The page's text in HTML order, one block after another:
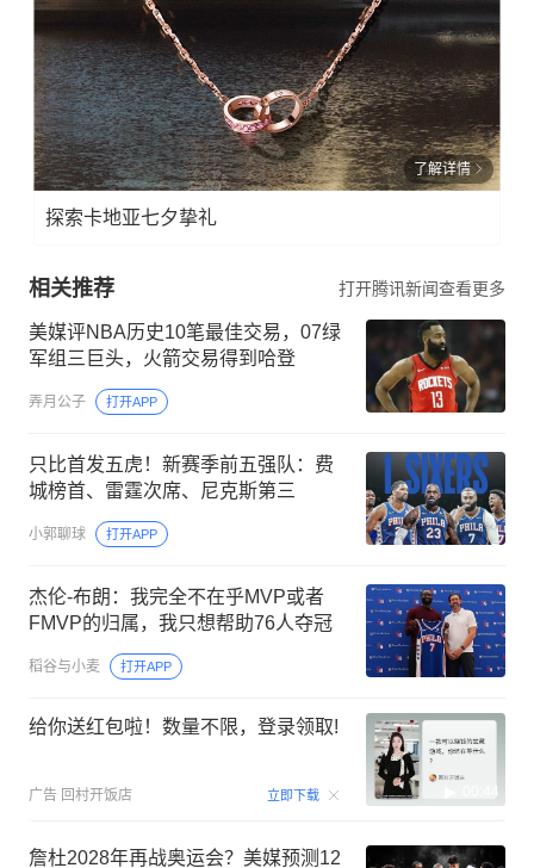
了解详情
探索卡地亚七夕挚礼
相关推荐 打开腾讯新闻查看更多
美媒评NBA历史10笔最佳交易，07绿
军组三巨头，火箭交易得到哈登
弄月公子 打开APP
只比首发五虎！新赛季前五强队：费
城榜首、雷霆次席、尼克斯第三
小郭聊球 打开APP
杰伦-布朗：我完全不在乎MVP或者
FMVP的归属，我只想帮助76人夺冠
稻谷与小麦 打开APP
给你送红包啦！数量不限，登录领取!
广告 回村开饭店 立即下载 00:44
詹杜2028年再战奥运会？美媒预测12